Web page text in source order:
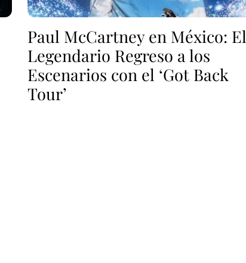
Paul McCartney en México: El
Legendario Regreso a los
Escenarios con el ‘Got Back
Tour’